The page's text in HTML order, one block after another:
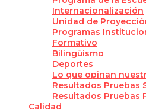
Internacionalización
Unidad de
Programas
Formativo
Bilingüismo
Deportes
Lo que opinan
Resultados Pruebas
Resultados Pruebas
Calidad